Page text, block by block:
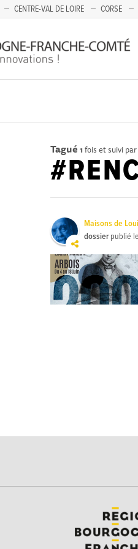
CENTRE-VAL DE LOIRE CORSE
Tagué 1 fois et suivi
Maisons de
dossier publié